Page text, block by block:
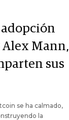
adopción
Alex Mann,
sus
se ha calmado,
la